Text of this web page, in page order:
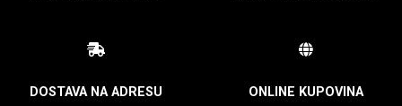
DOSTAVA NA ADRESU ONLINE KUPOVINA